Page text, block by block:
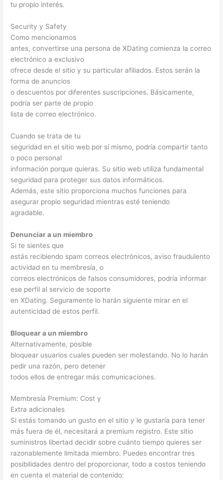
tu propio interés.
Security y Safety
Como mencionamos
antes, convertirse una persona de XDating comienza la correo
electrónico a exclusivo
ofrece desde el sitio y su particular afiliados. Estos serán la
forma de anuncios
o descuentos por diferentes suscripciones. Básicamente,
podría ser parte de propio
lista de correo electrónico.
Cuando se trata de tu
seguridad en el sitio web por sí mismo, podría compartir tanto
o poco personal
información porque quieras. Su sitio web utiliza fundamental
seguridad para proteger sus datos informáticos.
Además, este sitio proporciona muchos funciones para
asegurar propio seguridad mientras esté teniendo
agradable.
Denunciar a un miembro
Si te sientes que
estás recibiendo spam correos electrónicos, aviso fraudulento
actividad en tu membresía, o
correos electrónicos de falsos consumidores, podría informar
ese perfil al servicio de soporte
en XDating. Seguramente lo harán siguiente mirar en el
autenticidad de estos perfil.
Bloquear a un miembro
Alternativamente, posible
bloquear usuarios cuales pueden ser molestando. No lo harán
pedir una razón, pero detener
todos ellos de entregar más comunicaciones.
Membresía Premium: Cost y
Extra adicionales
Si estás tomando un gusto en el sitio y le gustaría para tener
más fuera de él, necesitará a premium registro. Este sitio
suministros libertad decidir sobre cuánto tiempo quieres ser
razonablemente limitada miembro. Puedes encontrar tres
posibilidades dentro del proporcionar, todo a costos teniendo
en cuenta el material de contenido: